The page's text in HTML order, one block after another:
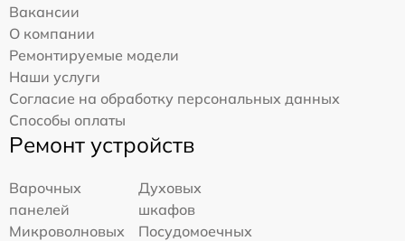
Вакансии
О компании
Ремонтируемые модели
Наши услуги
Согласие на обработку персональных данных
Способы оплаты
Ремонт устройств
Варочных
панелей
Духовых
шкафов
Микроволновых
Посудомоечных